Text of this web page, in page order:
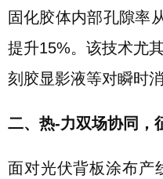
固化胶体内部孔隙率
提升15%。该技术尤
刻胶显影液等对瞬时
二、热-力双场协同，
面对光伏背板涂布